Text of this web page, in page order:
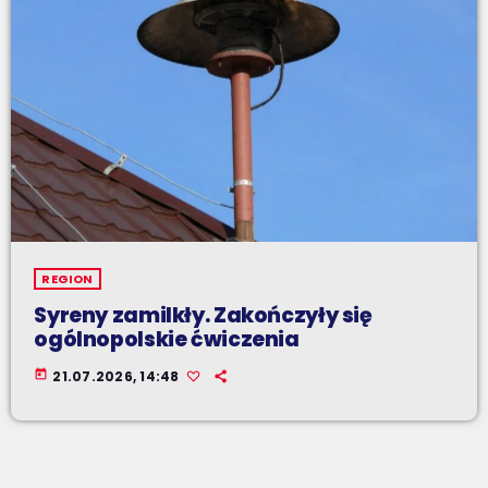
REGION
Syreny zamilkły. Zakończyły się
ogólnopolskie ćwiczenia
today 21.07.2026, 14:48